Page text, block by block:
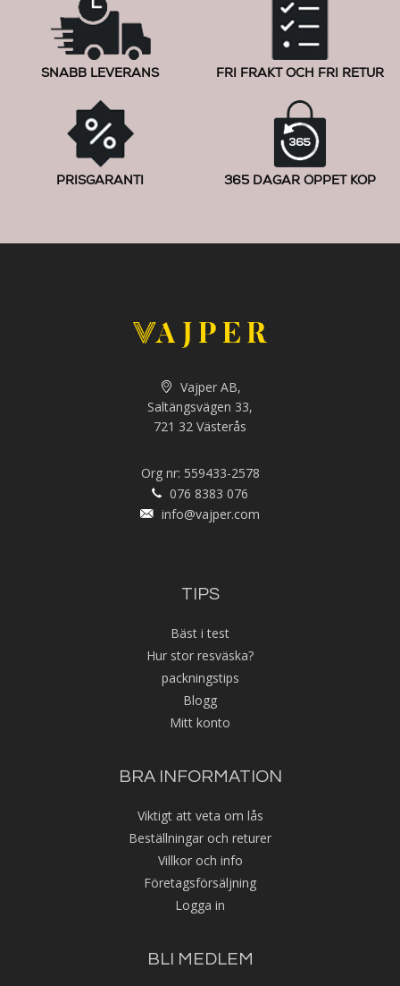
SNABB LEVERANS FRI FRAKT OCH FRI RETUR
PRISGARANTI 365 DAGAR ÖPPET KÖP
Vajper AB,
Saltängsvägen 33,
721 32 Västerås
Org nr: 559433-2578
076 8383 076
info@vajper.com
TIPS
Bäst i test
Hur stor resväska?
packningstips
Blogg
Mitt konto
BRA INFORMATION
Viktigt att veta om lås
Beställningar och returer
Villkor och info
Företagsförsäljning
Logga in
BLI MEDLEM